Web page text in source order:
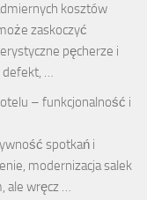
kosztów
zaskoczyć
pęcherze i
defekt, …
– funkcjonalność i
spotkań i
modernizacja salek
ale wręcz …